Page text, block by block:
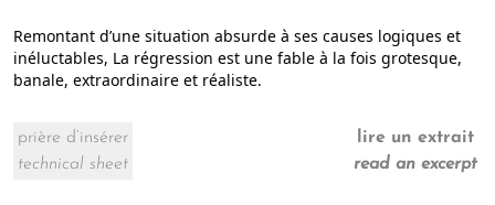
Remontant d’une situation absurde à ses causes logiques et
inéluctables, La régression est une fable à la fois grotesque,
banale, extraordinaire et réaliste.
prière d’insérer
technical sheet
lire un extrait
read an excerpt